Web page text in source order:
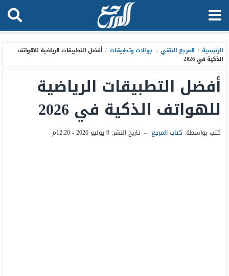
الرئيسية / المرجع التقني ، جوالات وتطبيقات / أفضل التطبيقات الرياضية للهواتف
الذكية في 2026
أفضل التطبيقات الرياضية
للهواتف الذكية في 2026
كتب بواسطة: كتاب المرجع – تاريخ النشر: 9 يوليو 2026 - 12:20م